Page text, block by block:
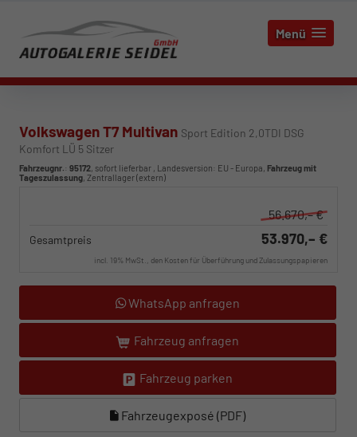
Menü
Volkswagen T7 Multivan Sport Edition 2,0TDI DSG
Komfort LÜ 5 Sitzer
Fahrzeugnr.: 95172, sofort lieferbar , Landesversion: EU - Europa, Fahrzeug mit
Tageszulassung, Zentrallager (extern)
56.670,– €
Gesamtpreis 53.970,– €
incl. 19% MwSt., den Kosten für Überführung und Zulassungspapieren
WhatsApp anfragen
Fahrzeug anfragen
Fahrzeug parken
Fahrzeugexposé (PDF)